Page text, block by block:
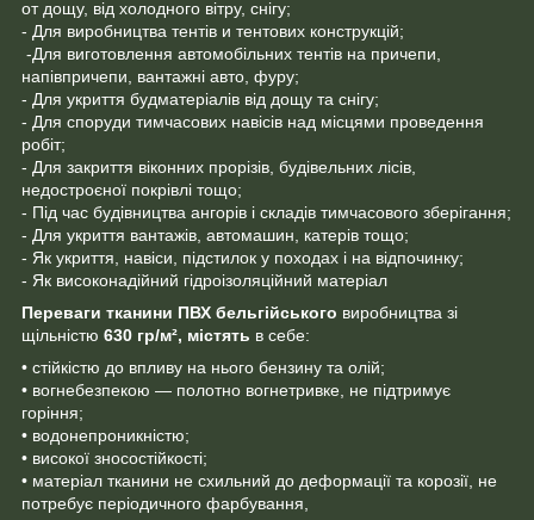
от дощу, від холодного вітру, снігу;
- Для виробництва тентів и тентових конструкцій;
-Для виготовлення автомобільних тентів на причепи,
напівпричепи, вантажні авто, фуру;
- Для укриття будматеріалів від дощу та снігу;
- Для споруди тимчасових навісів над місцями проведення
робіт;
- Для закриття віконних прорізів, будівельних лісів,
недостроєної покрівлі тощо;
- Під час будівництва ангорів і складів тимчасового зберігання;
- Для укриття вантажів, автомашин, катерів тощо;
- Як укриття, навіси, підстилок у походах і на відпочинку;
- Як високонадійний гідроізоляційний матеріал
Переваги тканини ПВХ бельгійського виробництва зі
щільністю 630 гр/м², містять в себе:
• стійкістю до впливу на нього бензину та олій;
• вогнебезпекою — полотно вогнетривке, не підтримує
горіння;
• водонепроникністю;
• високої зносостійкості;
• матеріал тканини не схильний до деформації та корозії, не
потребує періодичного фарбування,